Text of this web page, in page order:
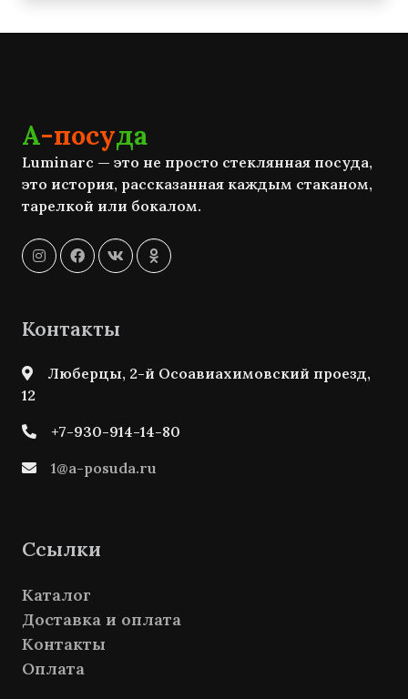
А-посуда
Luminarc — это не просто стеклянная посуда,
это история, рассказанная каждым стаканом,
тарелкой или бокалом.
Контакты
Люберцы, 2-й Осоавиахимовский проезд,
12
+7-930-914-14-80
1@a-posuda.ru
Ссылки
Каталог
Доставка и оплата
Контакты
Оплата